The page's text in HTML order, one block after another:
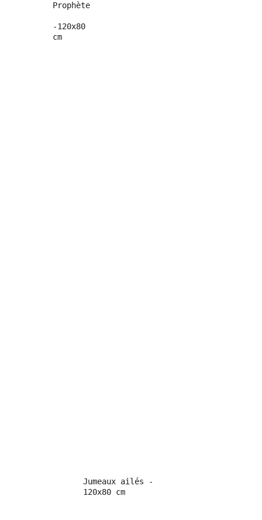
Jumeaux ailés -
120x80 cm
Prophète
-120x80
cm